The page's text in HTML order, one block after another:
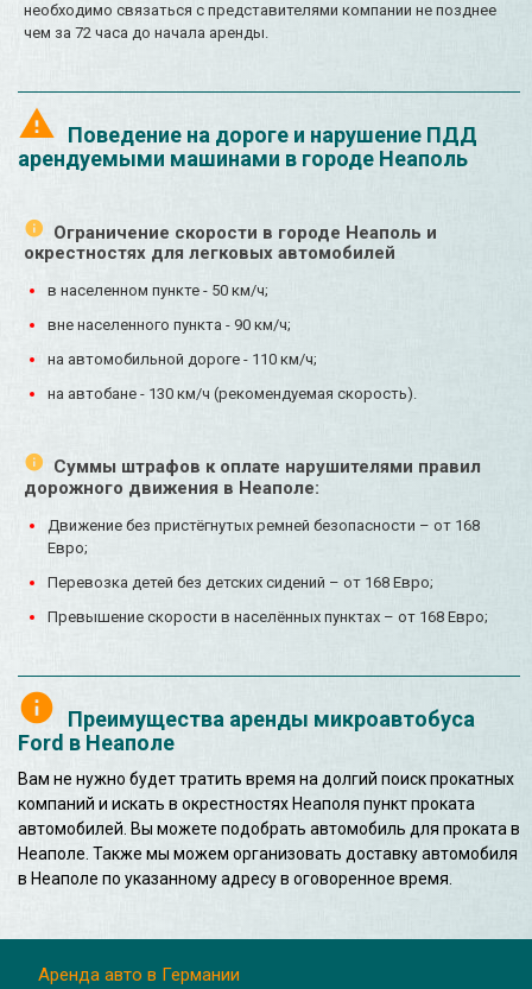
необходимо связаться с представителями компании не позднее
чем за 72 часа до начала аренды.
Поведение на дороге и нарушение ПДД
арендуемыми машинами в городе Неаполь
Ограничение скорости в городе Неаполь и
окрестностях для легковых автомобилей
в населенном пункте - 50 км/ч;
вне населенного пункта - 90 км/ч;
на автомобильной дороге - 110 км/ч;
на автобане - 130 км/ч (рекомендуемая скорость).
Суммы штрафов к оплате нарушителями правил
дорожного движения в Неаполе:
Движение без пристёгнутых ремней безопасности – от 168
Евро;
Перевозка детей без детских сидений – от 168 Евро;
Превышение скорости в населённых пунктах – от 168 Евро;
Преимущества аренды микроавтобуса
Ford в Неаполе
Вам не нужно будет тратить время на долгий поиск прокатных
компаний и искать в окрестностях Неаполя пункт проката
автомобилей. Вы можете подобрать автомобиль для проката в
Неаполе. Также мы можем организовать доставку автомобиля
в Неаполе по указанному адресу в оговоренное время.
Аренда авто в Германии